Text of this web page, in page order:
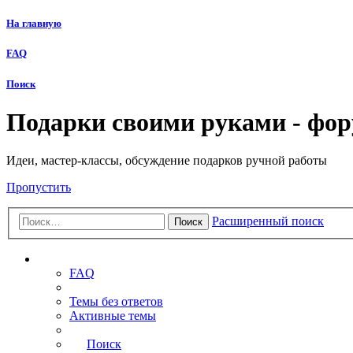
На главную
FAQ
Поиск
Подарки своими руками -
Идеи, мастер-классы, обсуждение подарков ручной работы
Пропустить
Поиск Расширенный поиск
FAQ
Темы без ответов
Активные темы
Поиск